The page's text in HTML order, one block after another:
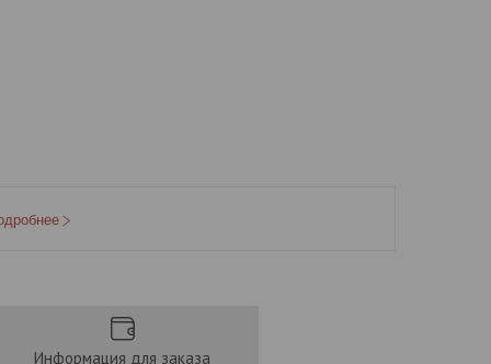
Информация для заказа